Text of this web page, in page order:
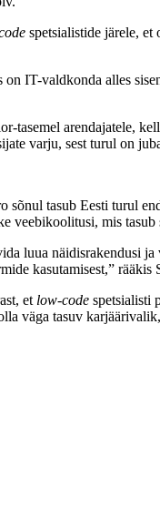
spetsialistide järele, et
IT-valdkonda alles
tasemel arendajatele,
varju, sest turul on
sõnul tasub Eesti turul
veebikoolitusi, mis tasub
luua näidisrakendusi
kasutamisest,” rääkis
et low-code spetsialisti
väga tasuv